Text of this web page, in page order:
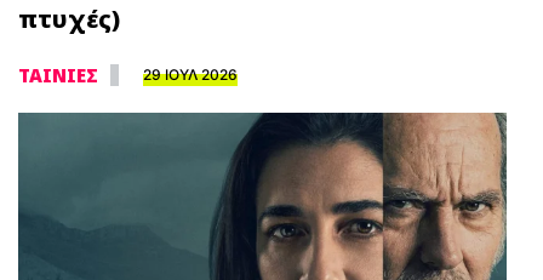
πτυχές)
ΤΑΙΝΙΕΣ 29 ΙΟΥΛ 2026